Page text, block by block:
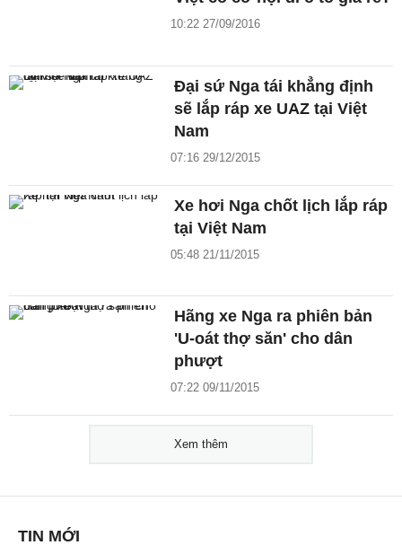
10:22 27/09/2016
Đại sứ Nga tái khẳng định
sẽ lắp ráp xe UAZ tại Việt
Nam
07:16 29/12/2015
Xe hơi Nga chốt lịch lắp ráp
tại Việt Nam
05:48 21/11/2015
Hãng xe Nga ra phiên bản
'U-oát thợ săn' cho dân
phượt
07:22 09/11/2015
Xem thêm
TIN MỚI